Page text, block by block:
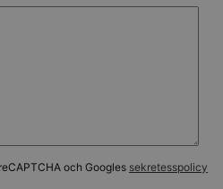
och Googles sekretesspolicy